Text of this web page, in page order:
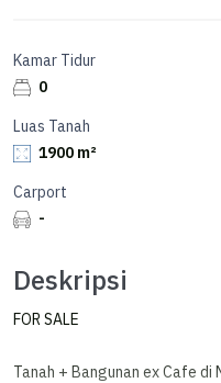
Kamar Tidur
0
Luas Tanah
1900 m²
Carport
-
Deskripsi
FOR SALE
Tanah + Bangunan ex Cafe